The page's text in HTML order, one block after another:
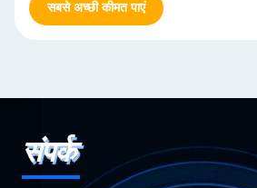
सबसे अच्छी कीमत पाएं
संपर्क